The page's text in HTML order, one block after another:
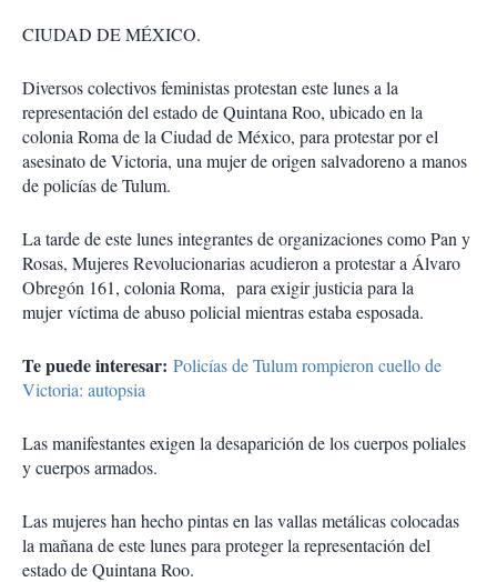
CIUDAD DE MÉXICO.
Diversos colectivos feministas protestan este lunes a la
representación del estado de Quintana Roo, ubicado en la
colonia Roma de la Ciudad de México, para protestar por el
asesinato de Victoria, una mujer de origen salvadoreno a manos
de policías de Tulum.
La tarde de este lunes integrantes de organizaciones como Pan y
Rosas, Mujeres Revolucionarias acudieron a protestar a Álvaro
Obregón 161, colonia Roma, para exigir justicia para la
mujer víctima de abuso policial mientras estaba esposada.
Te puede interesar: Policías de Tulum rompieron cuello de
Victoria: autopsia
Las manifestantes exigen la desaparición de los cuerpos poliales
y cuerpos armados.
Las mujeres han hecho pintas en las vallas metálicas colocadas
la mañana de este lunes para proteger la representación del
estado de Quintana Roo.